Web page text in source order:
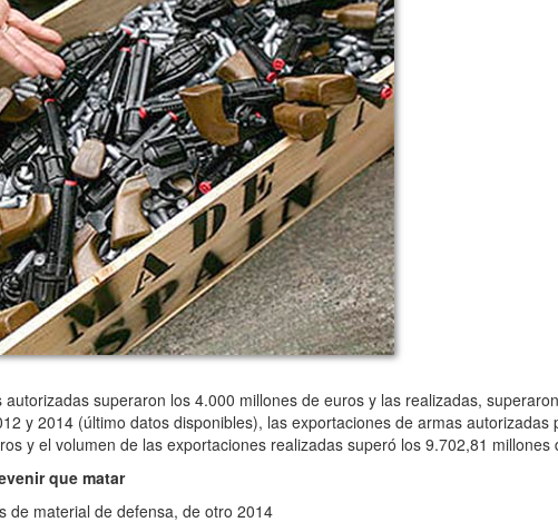
superaron los 4.000 millones de euros y las realizadas,
y 2014 (último datos disponibles), las exportaciones de armas autorizadas
y el volumen de las exportaciones realizadas superó los 9.702,81
que matar
de material de defensa, de otro 2014